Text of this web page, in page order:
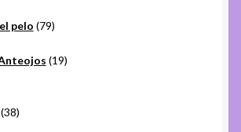
pelo 7979
1919
3838